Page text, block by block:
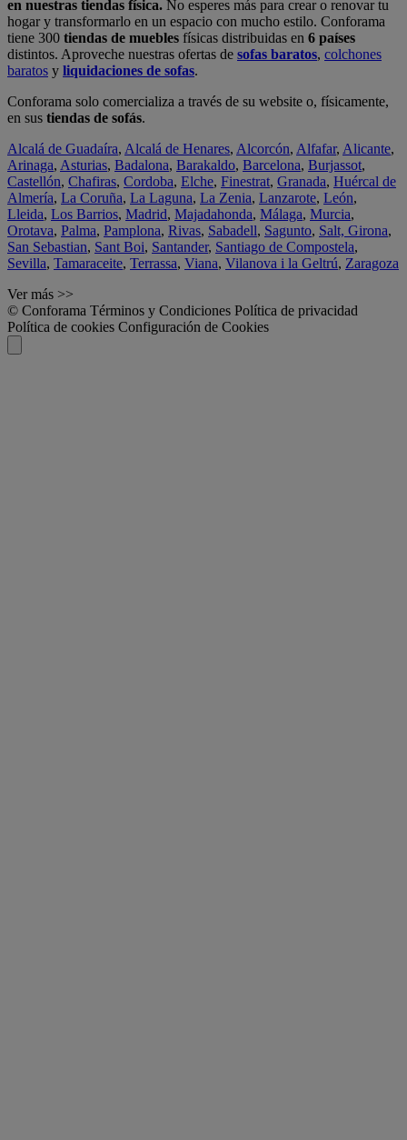
en nuestras tiendas física. No esperes más para crear o renovar tu
hogar y transformarlo en un espacio con mucho estilo. Conforama
tiene 300 tiendas de muebles físicas distribuidas en 6 países
distintos. Aproveche nuestras ofertas de sofas baratos, colchones
baratos y liquidaciones de sofas.
Conforama solo comercializa a través de su website o, físicamente,
en sus tiendas de sofás.
Alcalá de Guadaíra, Alcalá de Henares, Alcorcón, Alfafar, Alicante,
Arinaga, Asturias, Badalona, Barakaldo, Barcelona, Burjassot,
Castellón, Chafiras, Cordoba, Elche, Finestrat, Granada, Huércal de
Almería, La Coruña, La Laguna, La Zenia, Lanzarote, León,
Lleida, Los Barrios, Madrid, Majadahonda, Málaga, Murcia,
Orotava, Palma, Pamplona, Rivas, Sabadell, Sagunto, Salt, Girona,
San Sebastian, Sant Boi, Santander, Santiago de Compostela,
Sevilla, Tamaraceite, Terrassa, Viana, Vilanova i la Geltrú, Zaragoza
Ver más >>
© Conforama Términos y Condiciones Política de privacidad
Política de cookies Configuración de Cookies